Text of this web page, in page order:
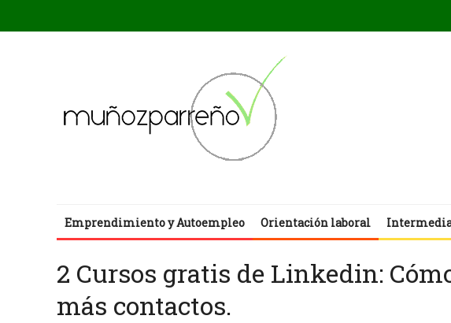
Emprendimiento y Autoempleo Orientación laboral
2 Cursos gratis de Linkedin:
más contactos.